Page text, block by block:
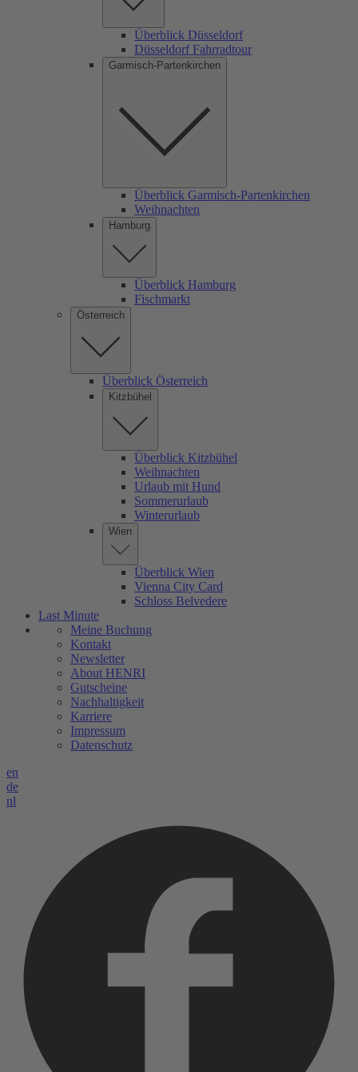
Überblick Düsseldorf
Düsseldorf Fahrradtour
Garmisch-Partenkirchen
Überblick Garmisch-Partenkirchen
Weihnachten
Hamburg
Überblick Hamburg
Fischmarkt
Österreich
Überblick Österreich
Kitzbühel
Überblick Kitzbühel
Weihnachten
Urlaub mit Hund
Sommerurlaub
Winterurlaub
Wien
Überblick Wien
Vienna City Card
Schloss Belvedere
Last Minute
Meine Buchung
Kontakt
Newsletter
About HENRI
Gutscheine
Nachhaltigkeit
Karriere
Impressum
Datenschutz
en
de
nl